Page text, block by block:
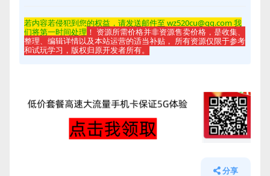
若内容若侵犯到您的权益，请发送邮件至 wz520cu@qq.com 我
们将第一时间处理 ！ 资源所需价格并非资源售卖价格，是收集、
整理、编辑详情以及本站运营的适当补贴， 所有资源仅限于参考
和试玩学习，版权归原开发者所有。
分享